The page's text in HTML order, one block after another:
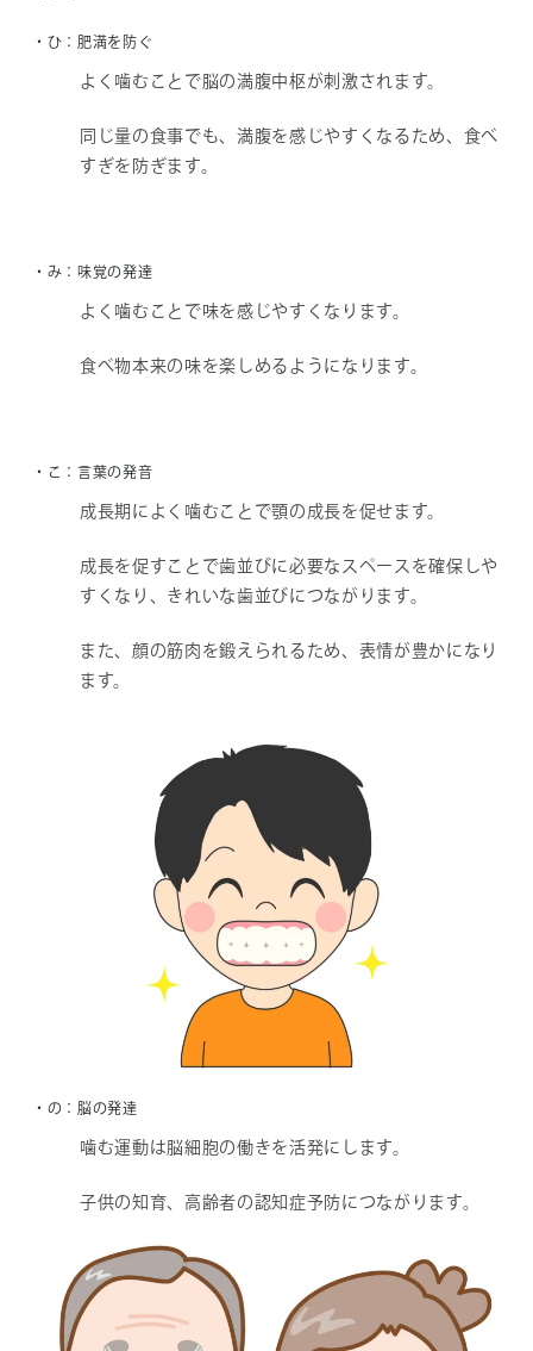
・ひ：肥満を防ぐ
よく噛むことで脳の満腹中枢が刺激されます。
同じ量の食事でも、満腹を感じやすくなるため、食べ
すぎを防ぎます。
・み：味覚の発達
よく噛むことで味を感じやすくなります。
食べ物本来の味を楽しめるようになります。
・こ：言葉の発音
成長期によく噛むことで顎の成長を促せます。
成長を促すことで歯並びに必要なスペースを確保しや
すくなり、きれいな歯並びにつながります。
また、顔の筋肉を鍛えられるため、表情が豊かになり
ます。
・の：脳の発達
噛む運動は脳細胞の働きを活発にします。
子供の知育、高齢者の認知症予防につながります。